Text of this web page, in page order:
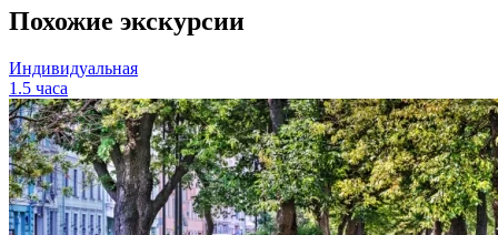
Похожие экскурсии
Индивидуальная
1.5 часа